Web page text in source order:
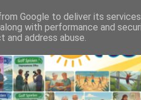
Google to deliver its
with performance and
address abuse.